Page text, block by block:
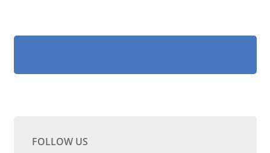
FOLLOW US